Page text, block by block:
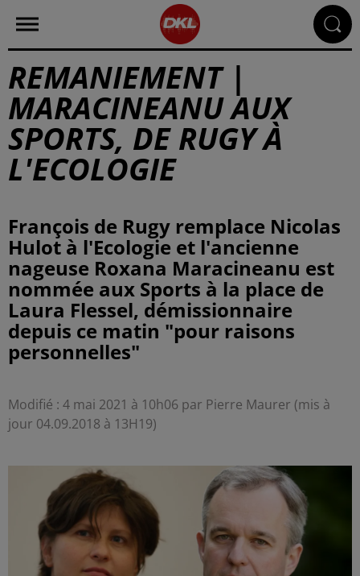
REMANIEMENT |
MARACINEANU AUX
SPORTS, DE RUGY À
L'ECOLOGIE
François de Rugy remplace Nicolas
Hulot à l'Ecologie et l'ancienne
nageuse Roxana Maracineanu est
nommée aux Sports à la place de
Laura Flessel, démissionnaire
depuis ce matin "pour raisons
personnelles"
Modifié : 4 mai 2021 à 10h06 par Pierre Maurer (mis à
jour 04.09.2018 à 13H19)